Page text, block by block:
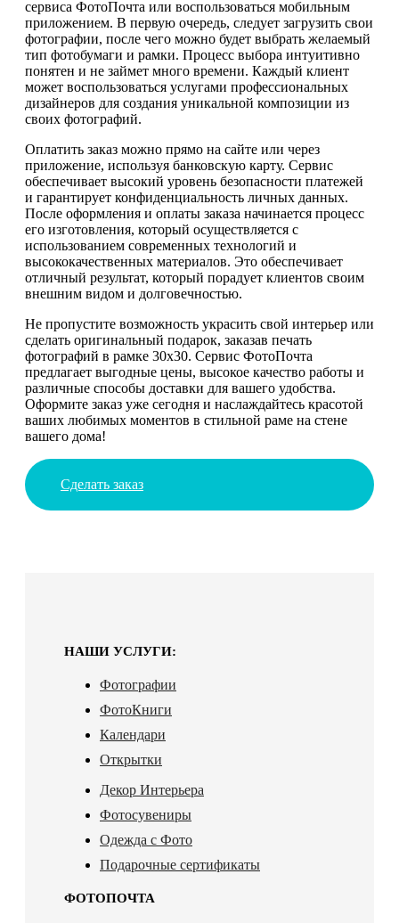
сервиса ФотоПочта или воспользоваться мобильным
приложением. В первую очередь, следует загрузить свои
фотографии, после чего можно будет выбрать желаемый
тип фотобумаги и рамки. Процесс выбора интуитивно
понятен и не займет много времени. Каждый клиент
может воспользоваться услугами профессиональных
дизайнеров для создания уникальной композиции из
своих фотографий.
Оплатить заказ можно прямо на сайте или через
приложение, используя банковскую карту. Сервис
обеспечивает высокий уровень безопасности платежей
и гарантирует конфиденциальность личных данных.
После оформления и оплаты заказа начинается процесс
его изготовления, который осуществляется с
использованием современных технологий и
высококачественных материалов. Это обеспечивает
отличный результат, который порадует клиентов своим
внешним видом и долговечностью.
Не пропустите возможность украсить свой интерьер или
сделать оригинальный подарок, заказав печать
фотографий в рамке 30х30. Сервис ФотоПочта
предлагает выгодные цены, высокое качество работы и
различные способы доставки для вашего удобства.
Оформите заказ уже сегодня и наслаждайтесь красотой
ваших любимых моментов в стильной раме на стене
вашего дома!
Сделать заказ
НАШИ УСЛУГИ:
Фотографии
ФотоКниги
Календари
Открытки
Декор Интерьера
Фотосувениры
Одежда с Фото
Подарочные сертификаты
ФОТОПОЧТА